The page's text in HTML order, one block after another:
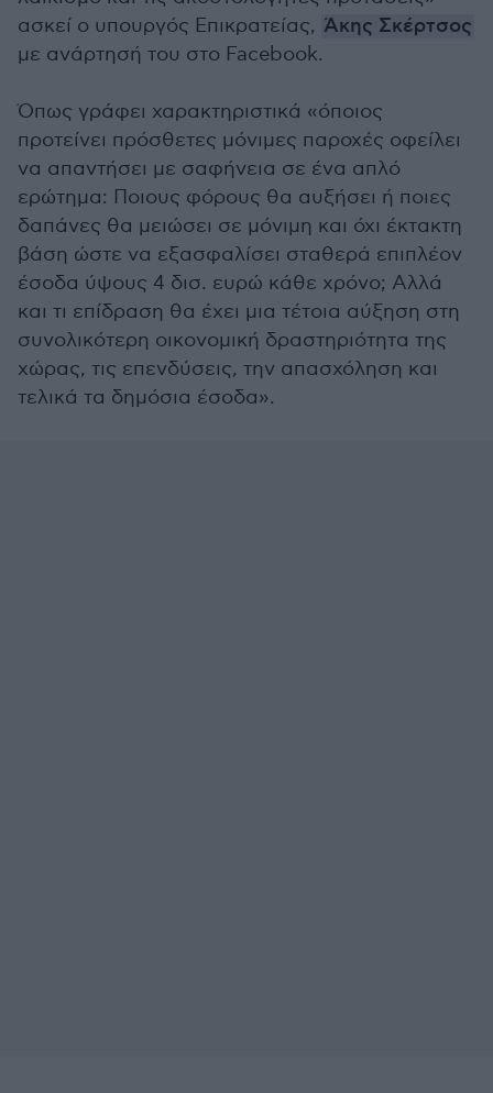
ασκεί ο υπουργός Επικρατείας, Άκης Σκέρτσος
με ανάρτησή του στο Facebook.
Όπως γράφει χαρακτηριστικά «όποιος
προτείνει πρόσθετες μόνιμες παροχές οφείλει
να απαντήσει με σαφήνεια σε ένα απλό
ερώτημα: Ποιους φόρους θα αυξήσει ή ποιες
δαπάνες θα μειώσει σε μόνιμη και όχι έκτακτη
βάση ώστε να εξασφαλίσει σταθερά επιπλέον
έσοδα ύψους 4 δισ. ευρώ κάθε χρόνο; Αλλά
και τι επίδραση θα έχει μια τέτοια αύξηση στη
συνολικότερη οικονομική δραστηριότητα της
χώρας, τις επενδύσεις, την απασχόληση και
τελικά τα δημόσια έσοδα».